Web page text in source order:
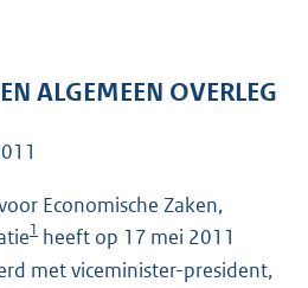
e
K
ALGEMEEN OVERLEG
Economische Zaken,
1 heeft op 17 mei 2011
met viceminister-president,